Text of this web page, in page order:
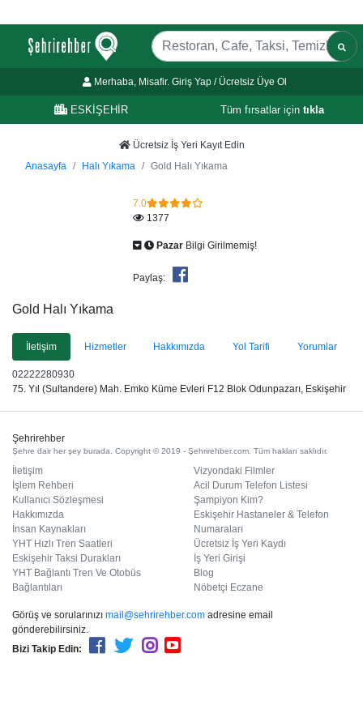
Merhaba, Misafir. Giriş Yap / Ücretsiz Üye Ol
ESKİŞEHİR Tüm fırsatlar için tıkla
Ücretsiz İş Yeri Kayıt Edin
Anasayfa
Halı Yıkama Gold Halı Yıkama
7.0
1377
Pazar Bilgi Girilmemiş!
Paylaş:
Gold Halı Yıkama
İletişim Hizmetler Hakkımızda Yol Tarifi Yorumlar
02222280930
75. Yıl (Sultandere) Mah. Emko Küme Evleri F12 Blok Odunpazarı, Eskişehir
Şehrirehber
Şehre dair her şey burada. Copyright © 2019 - Şehrirehber.com. Tüm hakları saklıdır.
İletişim
İşlem Rehberi
Kullanıcı Sözleşmesi
Hakkımızda
İnsan Kaynakları
YHT Hızlı Tren Saatleri
Eskişehir Taksi Durakları
YHT Bağlantı Tren Ve Otobüs
Bağlantıları
Vizyondaki Filmler
Acil Durum Telefon Listesi
Şampiyon Kim?
Eskişehir Hastaneler & Telefon
Numaraları
Ücretsiz İş Yeri Kaydı
İş Yeri Girişi
Blog
Nöbetçi Eczane
Görüş ve sorularınızı mail@sehrirehber.com adresine email
gönderebilirsiniz.
Bizi Takip Edin: